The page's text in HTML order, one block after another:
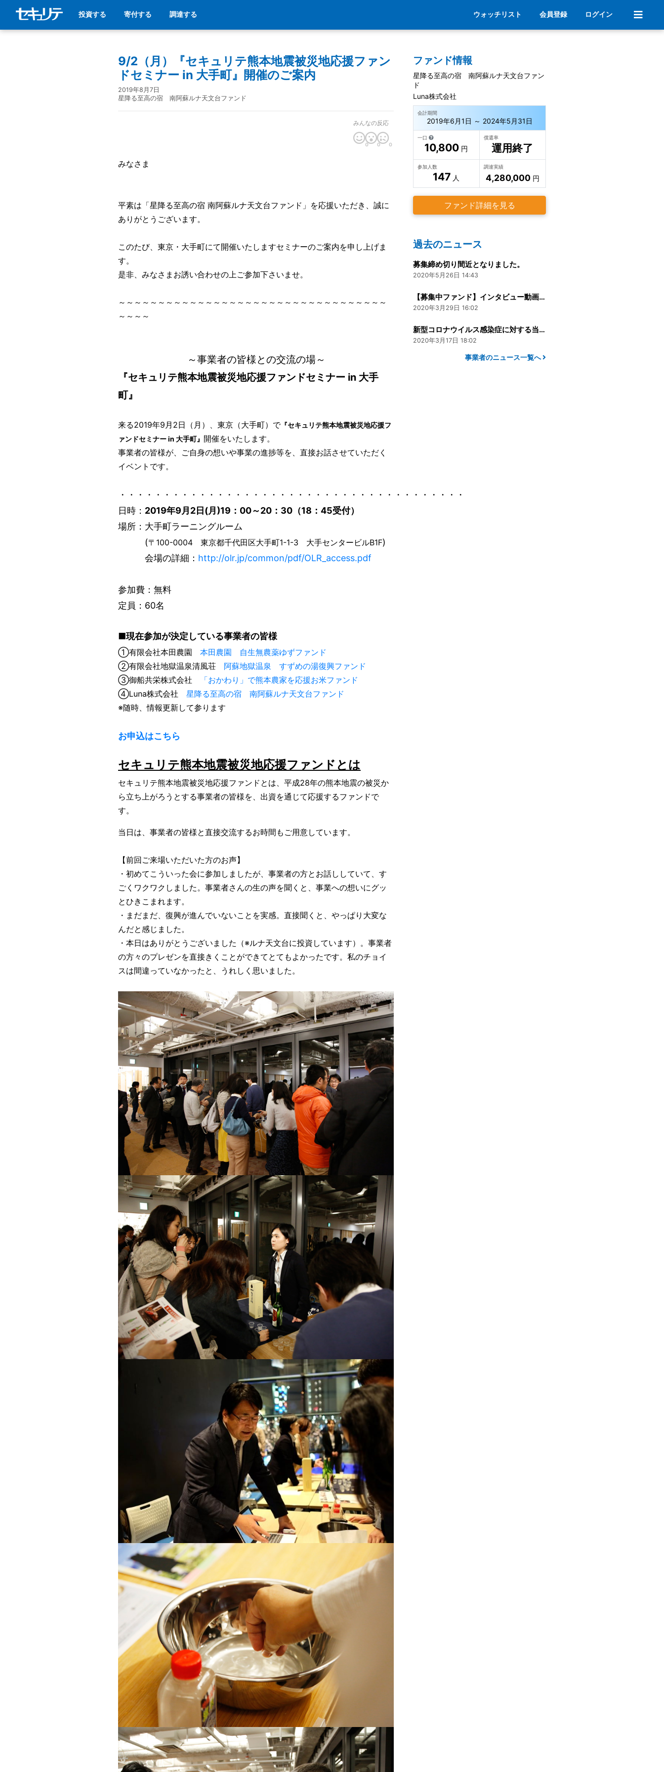
投資する 寄付する 調達する ウォッチリスト 会員登録 ログイン
9/2（月）『セキュリテ熊本地震被災地応援ファン
ドセミナー in 大手町』開催のご案内
2019年8月7日
星降る至高の宿 南阿蘇ルナ天文台ファンド
みんなの反応
0 0 0
みなさま
平素は「星降る至高の宿 南阿蘇ルナ天文台ファンド」を応援いただき、誠に
ありがとうございます。
このたび、東京・大手町にて開催いたしますセミナーのご案内を申し上げま
す。
是非、みなさまお誘い合わせの上ご参加下さいませ。
～～～～～～～～～～～～～～～～～～～～～～～～～～～～～～～～～～
～～～～
～事業者の皆様との交流の場～
『セキュリテ熊本地震被災地応援ファンドセミナー in 大手
町』
来る2019年9月2日（月）、東京（大手町）で『セキュリテ熊本地震被災地応援フ
ァンドセミナー in 大手町』 開催をいたします。
事業者の皆様が、ご自身の想いや事業の進捗等を、直接お話させていただく
イベントです。
・・・・・・・・・・・・・・・・・・・・・・・・・・・・・・・・・・・・・・・
日時： 2019年9月2日(月)19：00～20：30（18：45受付）
場所：大手町ラーニングルーム
(〒100-0004 東京都千代田区大手町1-1-3 大手センタービルB1F)
会場の詳細： http://olr.jp/common/pdf/OLR_access.pdf
参加費：無料
定員：60名
■現在参加が決定している事業者の皆様
①有限会社本田農園 本田農園 自生無農薬ゆずファンド
②有限会社地獄温泉清風荘 阿蘇地獄温泉 すずめの湯復興ファンド​
③御船共栄株式会社
「おかわり」で熊本農家を応援お米ファンド​
④Luna株式会社 星降る至高の宿 南阿蘇ルナ天文台ファンド
※随時、情報更新して参ります
お申込はこちら
セキュリテ熊本地震被災地応援ファンドとは
セキュリテ熊本地震被災地応援ファンドとは、平成28年の熊本地震の被災か
ら立ち上がろうとする事業者の皆様を、出資を通じて応援するファンドで
す。
当日は、事業者の皆様と直接交流するお時間もご用意しています。
【前回ご来場いただいた方のお声】
・初めてこういった会に参加しましたが、事業者の方とお話ししていて、す
ごくワクワクしました。事業者さんの生の声を聞くと、事業への想いにグッ
とひきこまれます。
・まだまだ、復興が進んでいないことを実感。直接聞くと、やっぱり大変な
んだと感じました。
・本日はありがとうございました（※ルナ天文台に投資しています）。事業者
の方々のプレゼンを直接きくことができてとてもよかったです。私のチョイ
スは間違っていなかったと、うれしく思いました。
ファンド情報
星降る至高の宿 南阿蘇ルナ天文台ファン
ド
Luna株式会社
会計期間
2019年6月1日 ～ 2024年5月31日
一口
10,800 円
償還率
運用終了
参加人数
147 人
調達実績
4,280,000円
ファンド詳細を見る
過去のニュース
募集締め切り間近となりました。
2020年5月26日 14:43
【募集中ファンド】インタビュー動画のご案内
2020年3月29日 16:02
新型コロナウイルス感染症に対する当館の取り組み
2020年3月17日 18:02
事業者のニュース一覧へ